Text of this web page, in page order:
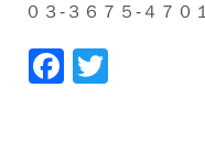
０３-３６７５-４７０１
Facebook